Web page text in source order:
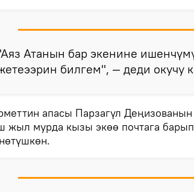
Атанын бар экенине
билгем", — деди окучу
апасы Парзагүл
жыл мурда кызы экөө почтага